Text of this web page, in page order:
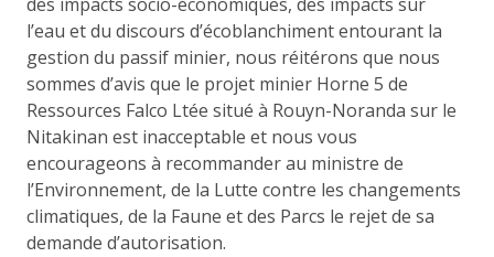
des impacts socio-économiques, des impacts sur
l’eau et du discours d’écoblanchiment entourant la
gestion du passif minier, nous réitérons que nous
sommes d’avis que le projet minier Horne 5 de
Ressources Falco Ltée situé à Rouyn-Noranda sur le
Nitakinan est inacceptable et nous vous
encourageons à recommander au ministre de
l’Environnement, de la Lutte contre les changements
climatiques, de la Faune et des Parcs le rejet de sa
demande d’autorisation.